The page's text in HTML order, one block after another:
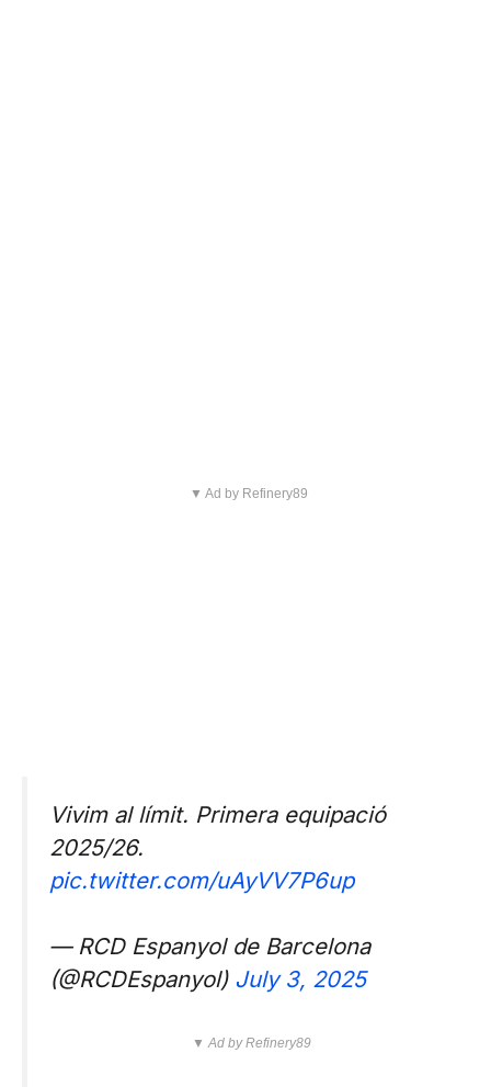
▼ Ad by Refinery89
Vivim al límit. Primera equipació
2025/26.
pic.twitter.com/uAyVV7P6up
— RCD Espanyol de Barcelona
(@RCDEspanyol) July 3, 2025
▼ Ad by Refinery89